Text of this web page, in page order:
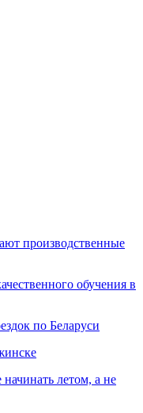
производственные
обучения в
по Беларуси
летом, а не